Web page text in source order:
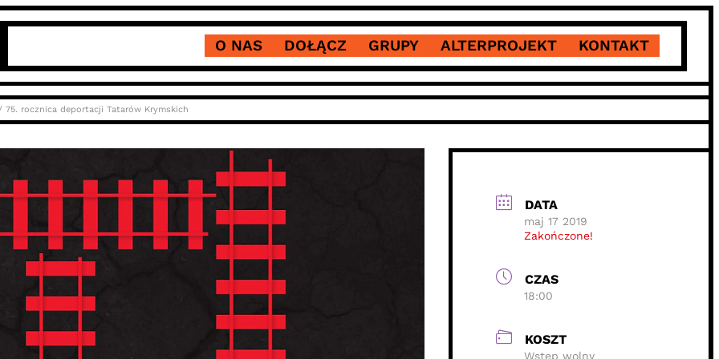
O NAS DOŁĄCZ GRUPY ALTERPROJEKT KONTAKT
75. rocznica deportacji Tatarów Krymskich
DATA
maj 17 2019
Zakończone!
CZAS
18:00
KOSZT
Wstęp wolny